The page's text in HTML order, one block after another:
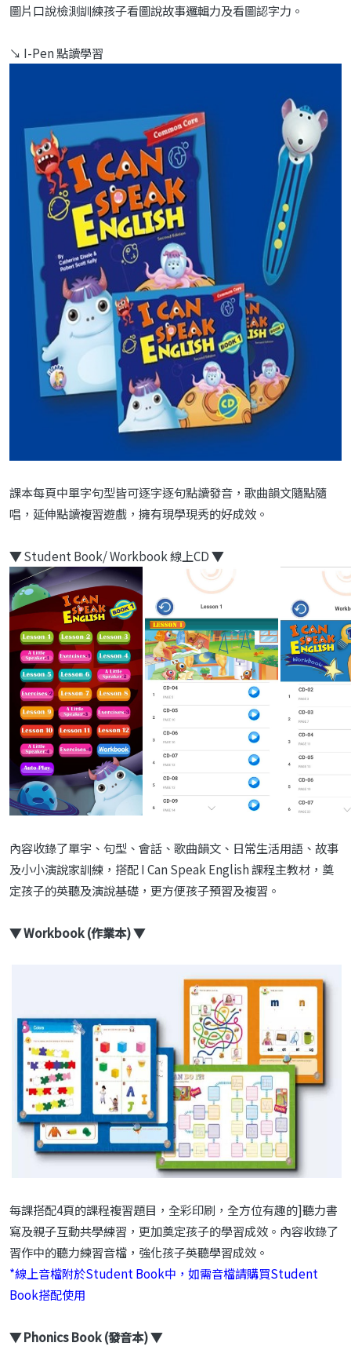
圖片口說檢測訓練孩子看圖說故事邏輯力及看圖認字力。
↘ I-Pen 點讀學習
課本每頁中單字句型皆可逐字逐句點讀發音，歌曲韻文隨點隨
唱，延伸點讀複習遊戲，擁有現學現秀的好成效。
▼Student Book/ Workbook 線上CD▼
內容收錄了單字、句型、會話、歌曲韻文、日常生活用語、故事
及小小演說家訓練，搭配 I Can Speak English 課程主教材，奠
定孩子的英聽及演說基礎，更方便孩子預習及複習。
▼ Workbook (作業本) ▼
每課搭配4頁的課程複習題目，全彩印刷，全方位有趣的]聽力書
寫及親子互動共學練習，更加奠定孩子的學習成效。內容收錄了
習作中的聽力練習音檔，強化孩子英聽學習成效。
*線上音檔附於Student Book中，如需音檔請購買Student
Book搭配使用
▼ Phonics Book (發音本) ▼